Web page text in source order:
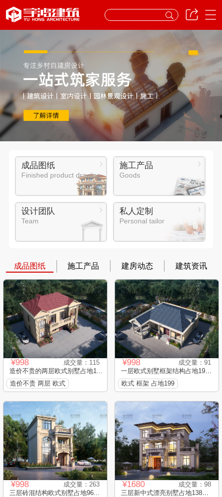
成品图纸
Finished product drawing
施工产品
Goods
设计团队
Team
私人定制
Personal tailor
成品图纸 施工产品 建房动态 建筑资讯
¥998
成交量：115
造价不贵的两层欧式别墅占地1...
造价不贵 两层 欧式
¥998
成交量：91
一层欧式别墅框架结构占地199...
欧式 框架 占地199
¥998
成交量：263
三层砖混结构欧式别墅占地96...
¥1680
成交量：98
三层新中式漂亮别墅占地138平...